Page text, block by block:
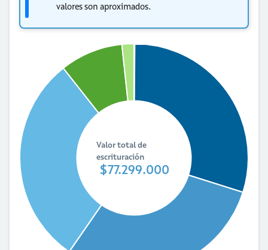
valores son aproximados.
Valor total de
escrituración
$77.299.000